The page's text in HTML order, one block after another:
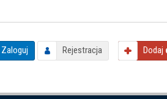
Zaloguj Rejestracja Dodaj